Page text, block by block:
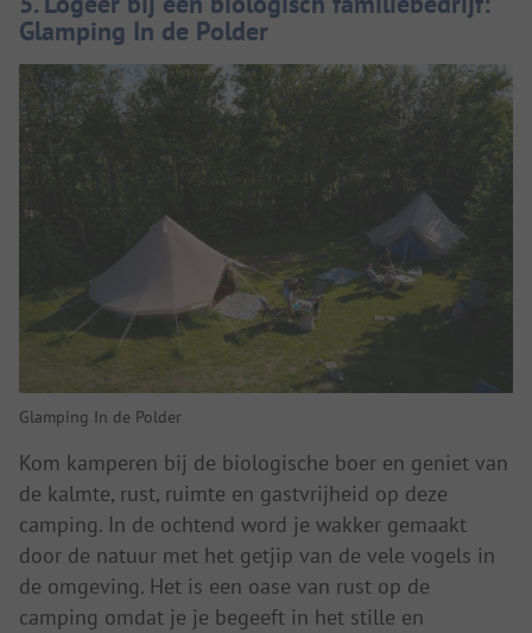
Glamping In de Polder
Glamping In de Polder
Kom kamperen bij de biologische boer en geniet van
de kalmte, rust, ruimte en gastvrijheid op deze
camping. In de ochtend word je wakker gemaakt
door de natuur met het getjip van de vele vogels in
de omgeving. Het is een oase van rust op de
camping omdat je je begeeft in het stille en